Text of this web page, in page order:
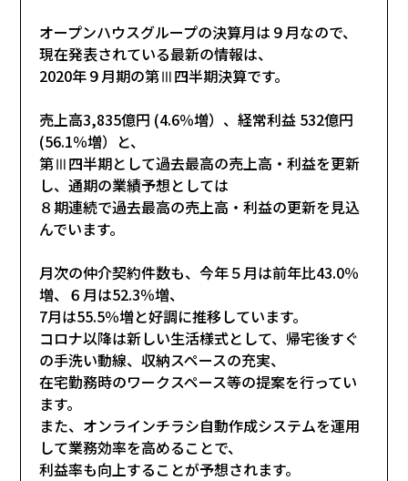
オープンハウスグループの決算月は９月なので、
現在発表されている最新の情報は、
2020年９月期の第Ⅲ四半期決算です。
売上高3,835億円 (4.6％増）、経常利益 532億円
(56.1％増）と、
第Ⅲ四半期として過去最高の売上高・利益を更新
し、通期の業績予想としては
８期連続で過去最高の売上高・利益の更新を見込
んでいます。
月次の仲介契約件数も、今年５月は前年比43.0％
増、６月は52.3％増、
7月は55.5％増と好調に推移しています。
コロナ以降は新しい生活様式として、帰宅後すぐ
の手洗い動線、収納スペースの充実、
在宅勤務時のワークスペース等の提案を行ってい
ます。
また、オンラインチラシ自動作成システムを運用
して業務効率を高めることで、
利益率も向上することが予想されます。